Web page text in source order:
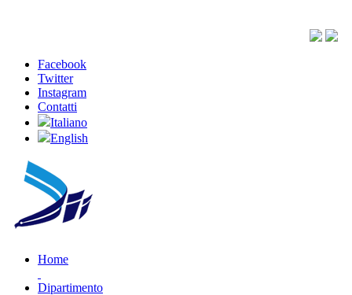
Facebook
Twitter
Instagram
Contatti
Italiano
English
Home
Dipartimento